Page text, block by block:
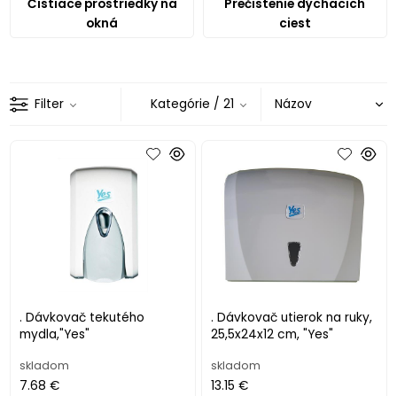
Čistiace prostriedky na
okná
Prečistenie dýchacich
ciest
Filter Kategórie / 21
. Dávkovač tekutého
mydla,"Yes"
skladom
7.68 €
. Dávkovač utierok na ruky,
25,5x24x12 cm, "Yes"
skladom
13.15 €